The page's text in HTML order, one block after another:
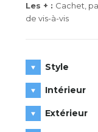
Les + : Cachet,
de vis-à-vis
Style
Intérieur
Extérieur